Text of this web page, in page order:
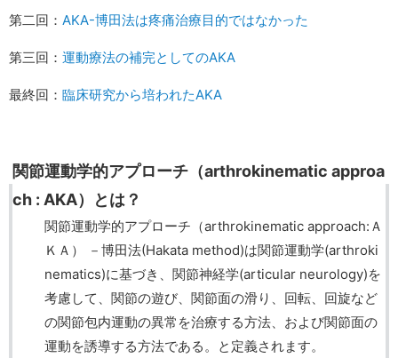
第二回： AKA-博田法は疼痛治療目的ではなかった
第三回： 運動療法の補完としてのAKA
最終回： 臨床研究から培われたAKA
関節運動学的アプローチ（arthrokinematic approa
ch : AKA）とは？
関節運動学的アプローチ（arthrokinematic approach:Ａ
ＫＡ） －博田法(Hakata method)は関節運動学(arthroki
nematics)に基づき、関節神経学(articular neurology)を
考慮して、関節の遊び、関節面の滑り、回転、回旋など
の関節包内運動の異常を治療する方法、および関節面の
運動を誘導する方法である。と定義されます。